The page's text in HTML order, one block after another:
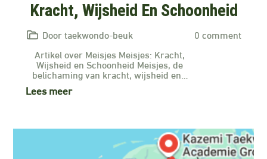
Kracht, Wijsheid En Schoonheid
Door taekwondo-beuk
0 comment
Artikel over Meisjes Meisjes: Kracht,
Wijsheid en Schoonheid Meisjes, de
belichaming van kracht, wijsheid en…
Lees meer